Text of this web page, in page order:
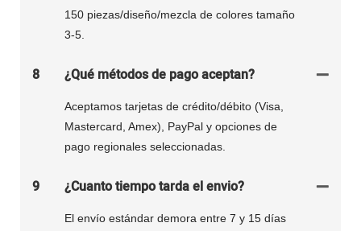
150 piezas/diseño/mezcla de colores tamaño
3-5.
8 ¿Qué métodos de pago aceptan?
Aceptamos tarjetas de crédito/débito (Visa,
Mastercard, Amex), PayPal y opciones de
pago regionales seleccionadas.
9 ¿Cuanto tiempo tarda el envio?
El envío estándar demora entre 7 y 15 días